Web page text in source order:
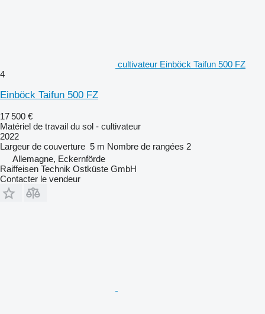
cultivateur Einböck Taifun 500 FZ
4
Einböck Taifun 500 FZ
17 500 €
Matériel de travail du sol - cultivateur
2022
Largeur de couverture 5 m Nombre de rangées 2
Allemagne, Eckernförde
Raiffeisen Technik Ostküste GmbH
Contacter le vendeur